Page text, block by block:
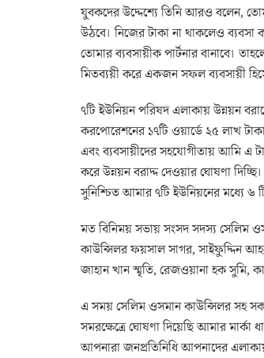
যুবকদের উদ্দেশ্যে তিনি আরও বলেন,
উঠবে। নিজের টাকা না থাকলেও ব্যবসা
তোমার ব্যবসায়ীক পার্টনার বানাবে।
মিতব্যয়ী করে একজন সফল ব্যবসায়ী
৭টি ইউনিয়ন পরিষদ এলাকায় উন্নয়ন
করপোরেশনের ১৭টি ওয়ার্ডে ২৫ লাখ
এবং ব্যবসায়ীদের সহযোগীতায় আমি এ
করে উন্নয়ন বরাদ্দ দেওয়ার ঘোষণা
সুনিশ্চিত আমার ৭টি ইউনিয়নের মধ্যে ৬
মত বিনিময় সভায় সংসদ সদস্য সেলিম
কাউন্সিলর ফয়সাল সাগর, সাইফুদ্দিন
জাহান খান স্মৃতি, রেজওয়ানা হক সুমি,
এ সময় সেলিম ওসমান কাউন্সিলর সহ
সমরক্ষেত্রে ঘোষণা দিয়েছি আমার
আপনারা জনপ্রতিনিধি আপনাদের